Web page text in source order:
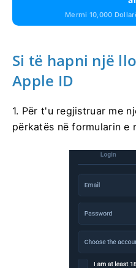
Merrni 10,000
Si të hapni një
Apple ID
1. Për t'u regjistruar me
përkatës në formularin e